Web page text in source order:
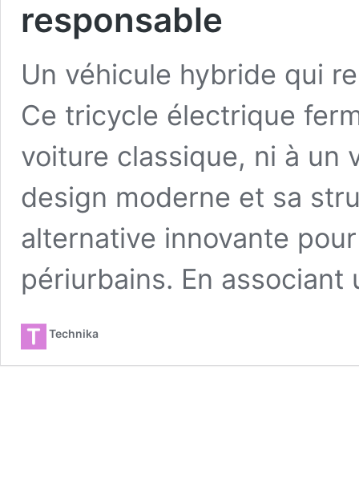
responsable
Un véhicule hybride qui
Ce tricycle électrique
voiture classique, ni à un
design moderne et sa
alternative innovante
périurbains. En
Technika